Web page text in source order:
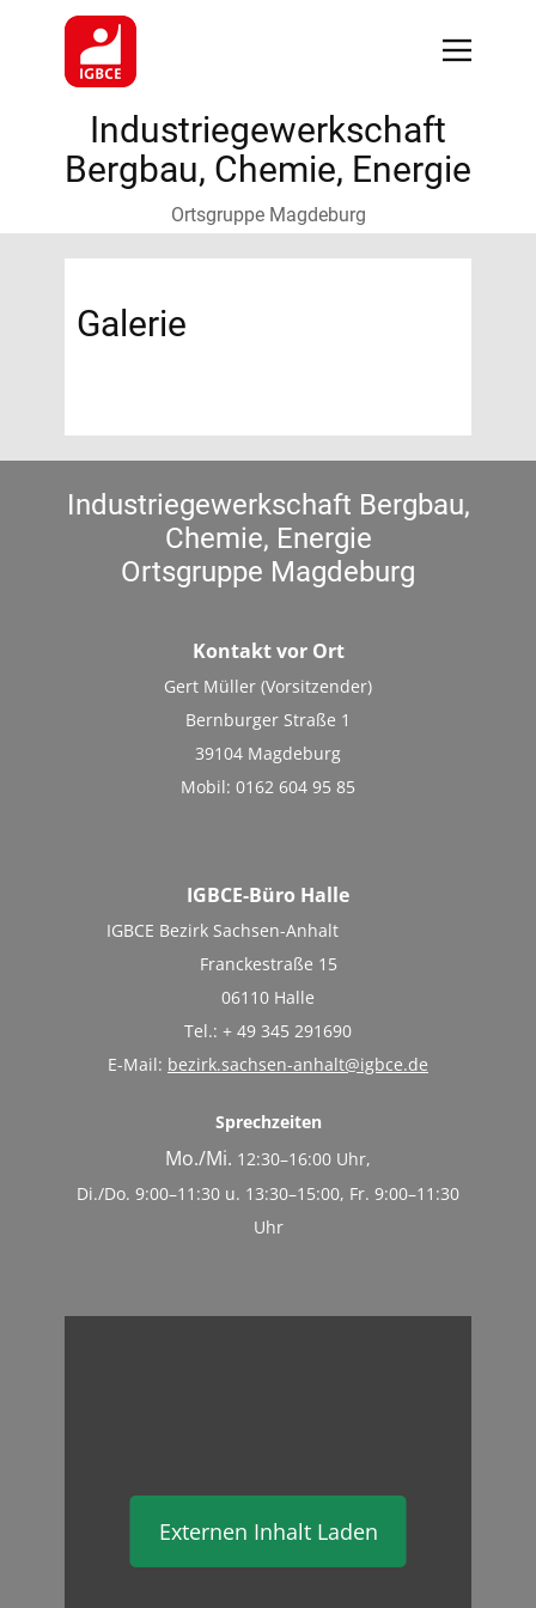
Industriegewerkschaft
Bergbau, Chemie, Energie
Ortsgruppe Magdeburg
Galerie
Industriegewerkschaft Bergbau,
Chemie, Energie
Ortsgruppe Magdeburg
Kontakt vor Ort
Gert Müller (Vorsitzender)
Bernburger Straße 1
39104 Magdeburg
Mobil: 0162 604 95 85
IGBCE-Büro Halle
IGBCE Bezirk Sachsen-Anhalt
Franckestraße 15
06110 Halle
Tel.: + 49 345 291690
E-Mail: bezirk.sachsen-anhalt@igbce.de
Sprechzeiten
Mo./Mi. 12:30–16:00 Uhr,
Di./Do. 9:00–11:30 u. 13:30–15:00, Fr. 9:00–11:30
Uhr
Externen Inhalt Laden